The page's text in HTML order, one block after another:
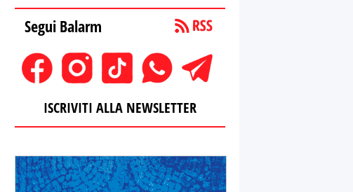
Segui Balarm
ISCRIVITI ALLA NEWSLETTER